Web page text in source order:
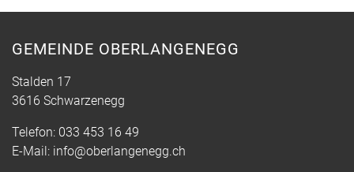
GEMEINDE OBERLANGENEGG
Stalden 17
3616 Schwarzenegg
Telefon: 033 453 16 49
E-Mail: info@oberlangenegg.ch